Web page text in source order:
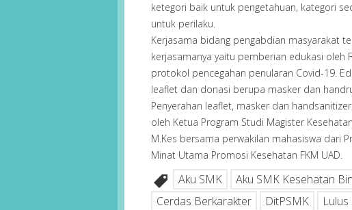
ketegori baik untuk pengetahuan, kategori
untuk perilaku.
Kerjasama bidang pengabdian masyarakat
kerjasamanya yaitu pemberian edukasi oleh
protokol pencegahan penularan Covid-19.
leaflet dan donasi berupa masker dan
Penyerahan leaflet, masker dan
oleh Ketua Program Studi Magister
M.Kes bersama perwakilan mahasiswa dari
Minat Utama Promosi Kesehatan FKM UAD.
Aku SMK Aku SMK Kesehatan
Cerdas Berkarakter
DitPSMK